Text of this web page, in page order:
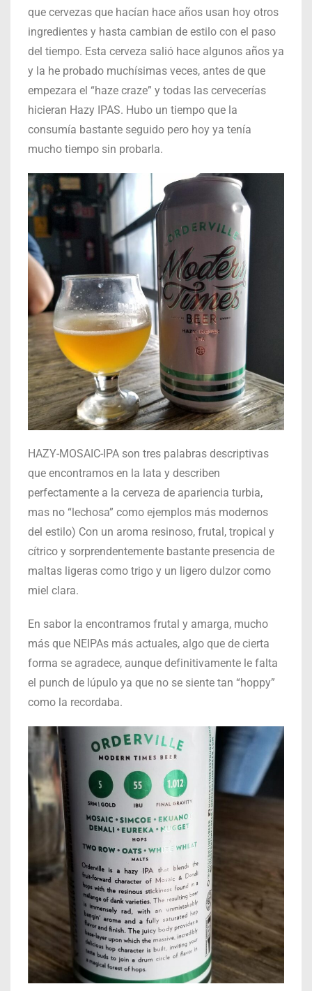
que cervezas que hacían hace años usan hoy otros
ingredientes y hasta cambian de estilo con el paso
del tiempo. Esta cerveza salió hace algunos años ya
y la he probado muchísimas veces, antes de que
empezara el “haze craze” y todas las cervecerías
hicieran Hazy IPAS. Hubo un tiempo que la
consumía bastante seguido pero hoy ya tenía
mucho tiempo sin probarla.
HAZY-MOSAIC-IPA son tres palabras descriptivas
que encontramos en la lata y describen
perfectamente a la cerveza de apariencia turbia,
mas no “lechosa” como ejemplos más modernos
del estilo) Con un aroma resinoso, frutal, tropical y
cítrico y sorprendentemente bastante presencia de
maltas ligeras como trigo y un ligero dulzor como
miel clara.
En sabor la encontramos frutal y amarga, mucho
más que NEIPAs más actuales, algo que de cierta
forma se agradece, aunque definitivamente le falta
el punch de lúpulo ya que no se siente tan “hoppy”
como la recordaba.